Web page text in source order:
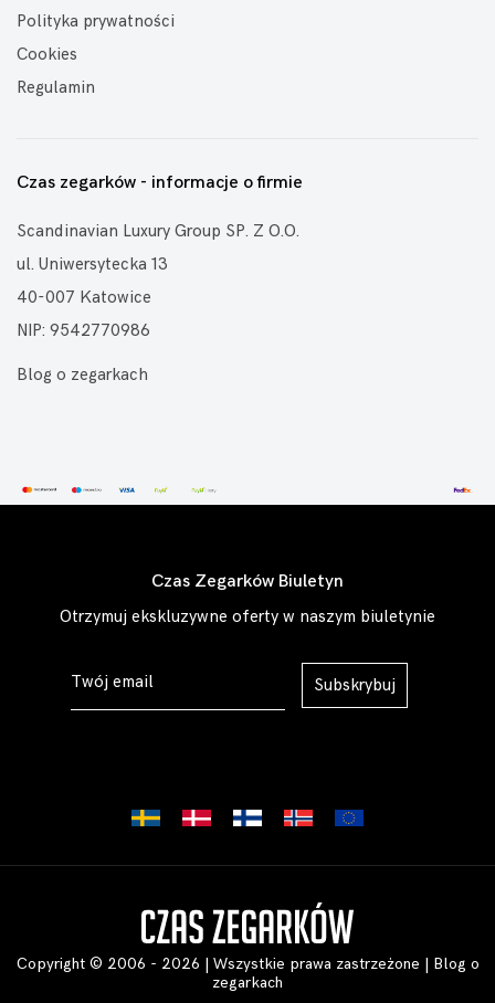
Polityka prywatności
Cookies
Regulamin
Czas zegarków - informacje o firmie
Scandinavian Luxury Group SP. Z O.O.
ul. Uniwersytecka 13
40-007 Katowice
NIP: 9542770986
Blog o zegarkach
Czas Zegarków Biuletyn
Otrzymuj ekskluzywne oferty w naszym biuletynie
Subskrybuj
Copyright © 2006 - 2026 | Wszystkie prawa zastrzeżone | Blog o
zegarkach